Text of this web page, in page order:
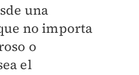
una
no importa
o
el